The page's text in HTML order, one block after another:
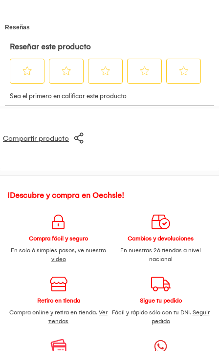
Compartir producto
¡Descubre y compra en Oechsle!
Compra fácil y seguro
En solo 6 simples pasos, ve nuestro
video
Cambios y devoluciones
En nuestras 26 tiendas a nivel
nacional
Retiro en tienda
Compra online y retira en tienda. Ver
tiendas
Sigue tu pedido
Fácil y rápido sólo con tu DNI. Seguir
pedido